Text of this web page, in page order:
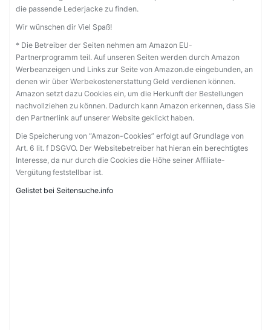
die passende Lederjacke zu finden.
Wir wünschen dir Viel Spaß!
* Die Betreiber der Seiten nehmen am Amazon EU-
Partnerprogramm teil. Auf unseren Seiten werden durch Amazon
Werbeanzeigen und Links zur Seite von Amazon.de eingebunden, an
denen wir über Werbekostenerstattung Geld verdienen können.
Amazon setzt dazu Cookies ein, um die Herkunft der Bestellungen
nachvollziehen zu können. Dadurch kann Amazon erkennen, dass Sie
den Partnerlink auf unserer Website geklickt haben.
Die Speicherung von “Amazon-Cookies” erfolgt auf Grundlage von
Art. 6 lit. f DSGVO. Der Websitebetreiber hat hieran ein berechtigtes
Interesse, da nur durch die Cookies die Höhe seiner Affiliate-
Vergütung feststellbar ist.
Gelistet bei Seitensuche.info